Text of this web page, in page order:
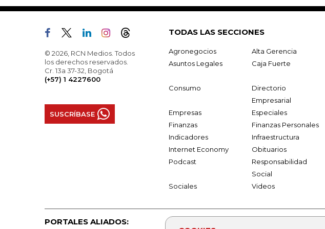
© 2026, RCN Medios. Todos
los derechos reservados.
Cr. 13a 37-32, Bogotá
(+57) 1 4227600
SUSCRÍBASE
TODAS LAS SECCIONES
Agronegocios Alta Gerencia
Asuntos Legales
Caja Fuerte
Consumo
Directorio
Empresarial
Empresas Especiales
Finanzas
Finanzas Personales
Indicadores
Infraestructura
Internet Economy
Obituarios
Podcast
Responsabilidad
Social
Sociales Videos
PORTALES ALIADOS: